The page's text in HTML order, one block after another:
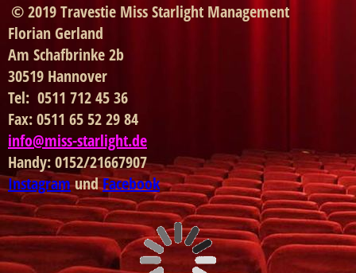
© 2019 Travestie Miss Starlight Management
Florian Gerland
Am Schafbrinke 2b
30519 Hannover
Tel: 0511 712 45 36
Fax: 0511 65 52 29 84
info@miss-starlight.de
Handy: 0152/21667907
InstagramundFacebook